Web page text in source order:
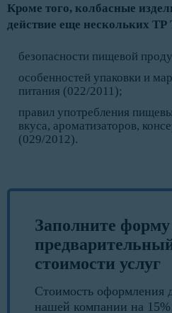
Кроме того, колбасные
действие еще нескольких
безопасности пищевой
особенностей упаковки и
питания (022/2011);
правил употребления
вкуса, ароматизаторов,
(029/2012).
Заполните
стоимости услуг
Стоимость оформления
нашей компании на